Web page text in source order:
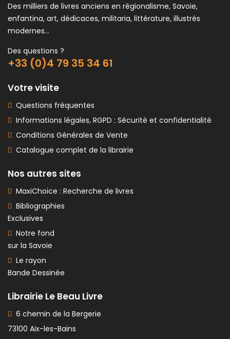
Des milliers de livres anciens en régionalisme, Savoie,
enfantina, art, dédicaces, militaria, littérature, illustrés
modernes...
Des questions ?
+33 (0)4 79 35 34 61
Votre visite
Questions fréquentes
Informations légales, RGPD : Sécurité et confidentialité
Conditions Générales de Vente
Catalogue complet de la librairie
Nos autres sites
MaxiChoice : Recherche de livres
Bibliographies
Exclusives
Notre fond
sur la Savoie
Le rayon
Bande Dessinée
Librairie Le Beau Livre
6 chemin de la Bergerie
73100 Aix-les-Bains